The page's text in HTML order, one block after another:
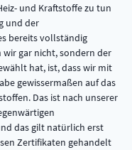
und Kraftstoffe zu tun
und der
bereits vollständig
wir gar nicht, sondern der
hat, ist, dass wir mit
gewissermaßen auf das
Das ist nach unserer
das gilt natürlich erst
Zertifikaten gehandelt